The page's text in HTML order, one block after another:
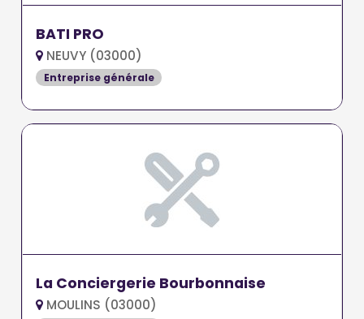
BATI PRO
NEUVY (03000)
Entreprise générale
La Conciergerie Bourbonnaise
MOULINS (03000)